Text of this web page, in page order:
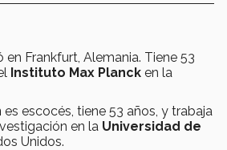
en Frankfurt, Alemania. Tiene 53
Instituto Max Planck en la
es escocés, tiene 53 años, y trabaja
en la Universidad de
Unidos.